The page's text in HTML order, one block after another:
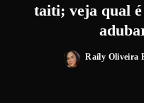
taiti; veja qual
Raíly Oliveira